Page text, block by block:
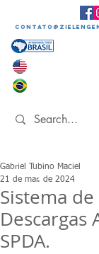
Sistema
Descargas
SPDA.
Gabriel Tubino Maciel
21 de mar. de 2024